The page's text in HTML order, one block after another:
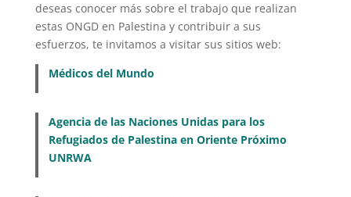
deseas conocer más sobre el trabajo que realizan
estas ONGD en Palestina y contribuir a sus
esfuerzos, te invitamos a visitar sus sitios web:
Médicos del Mundo
Agencia de las Naciones Unidas para los
Refugiados de Palestina en Oriente Próximo
UNRWA